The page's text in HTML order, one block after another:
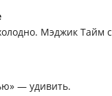
Мэджик Тайм
— удивить.